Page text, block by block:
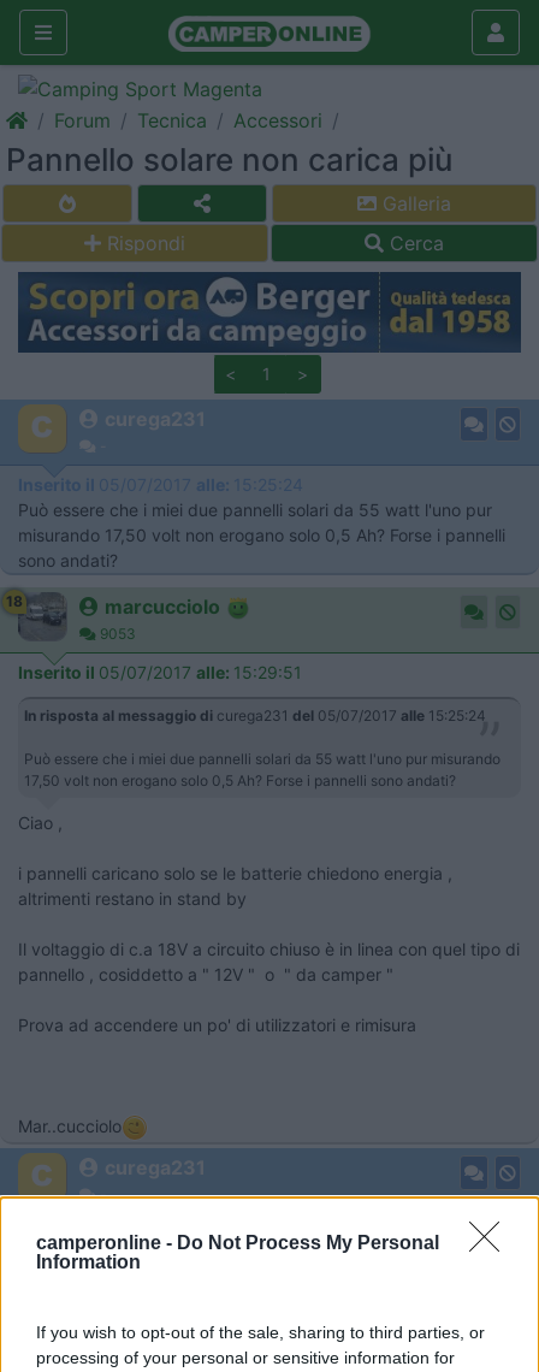
camperonline - Do Not Process My Personal
Information
If you wish to opt-out of the sale, sharing to third parties, or
processing of your personal or sensitive information for
Forum Tecnica Accessori
Pannello solare non carica più
Galleria
Rispondi
Cerca
< 1 >
curega231
Inserito il 05/07/2017 alle: 15:25:24
Può essere che i miei due pannelli solari da 55 watt l'uno pur
misurando 17,50 volt non erogano solo 0,5 Ah? Forse i pannelli
sono andati?
18 marcucciolo
9053
Inserito il 05/07/2017 alle: 15:29:51
In risposta al messaggio di curega231 del 05/07/2017 alle 15:25:24
Può essere che i miei due pannelli solari da 55 watt l'uno pur misurando
17,50 volt non erogano solo 0,5 Ah? Forse i pannelli sono andati?
Ciao ,
i pannelli caricano solo se le batterie chiedono energia ,
altrimenti restano in stand by
Il voltaggio di c.a 18V a circuito chiuso è in linea con quel tipo di
pannello , cosiddetto a " 12V " o " da camper "
Prova ad accendere un po' di utilizzatori e rimisura
Mar..cucciolo
curega231
-
05/07/2017 alle:
17:52:58
Ciao marcucciolo. In pratica il display dei pannelli mi indicava
problema fosse il regolatore oggi, che c'era parecchio sole, ho
misurato la tensione che veniva fuori dai cavi diretti del pannello